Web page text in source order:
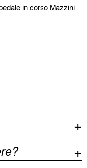
in corso Mazzini